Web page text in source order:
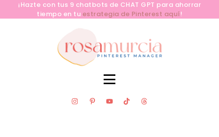
¡Hazte con tus 9 chatbots de CHAT GPT para ahorrar
tiempo en tu estrategia de Pinterest aquí!
SERVICIOS